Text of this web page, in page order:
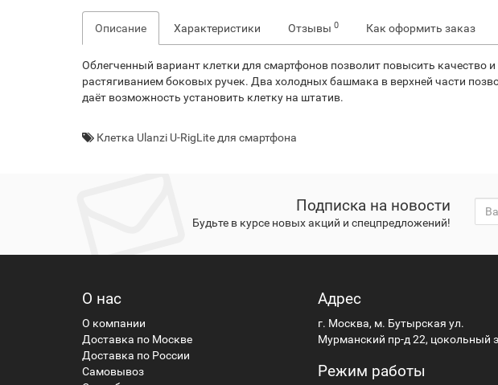
Описание Характеристики Отзывы 0 Как оформить заказ
Облегченный вариант клетки для смартфонов позволит повысить качество
растягиванием боковых ручек. Два холодных башмака в верхней части
даёт возможность установить клетку на штатив.
Клетка Ulanzi U-RigLite для смартфона
Подписка на новости
Будьте в курсе новых акций и спецпредложений!
О нас
О компании
Доставка по Москве
Доставка по России
Самовывоз
Адрес
г. Москва, м. Бутырская ул.
Мурманский пр-д 22, цокольный
Режим работы